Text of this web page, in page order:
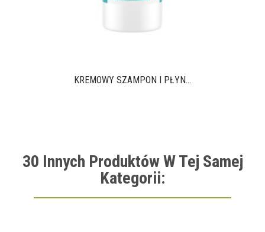
KREMOWY SZAMPON I PŁYN...
30 Innych Produktów W Tej Samej
Kategorii: